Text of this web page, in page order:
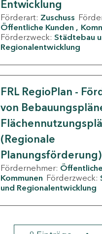
Entwicklung
Förderart: Zuschuss
Öffentliche Kunden
Förderzweck: Städtebau
Regionalentwicklung
FRL RegioPlan -
von
(Regionale
Planungsförderung)
Fördernehmer:
Kommunen Förderzweck:
und Regionalentwicklung